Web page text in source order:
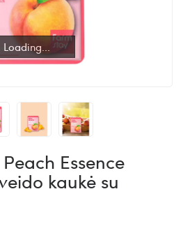
Loading...
Loading...
Essence
kaukė su